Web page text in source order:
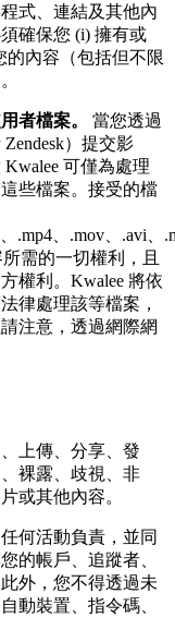
式、連結及其他內
確保您 (i) 擁有或
的內容（包括但不限
者檔案。
當您透過
）提交影
可僅為處理
些檔案。接受的檔
.mp4、.mov、.avi、
需的一切權利，且
權利。Kwalee 將依
律處理該等檔案，
注意，透過網際網
上傳、分享、發
裸露、歧視、非
或其他內容。
何活動負責，並同
的帳戶、追蹤者、
外，您不得透過未
動裝置、指令碼、